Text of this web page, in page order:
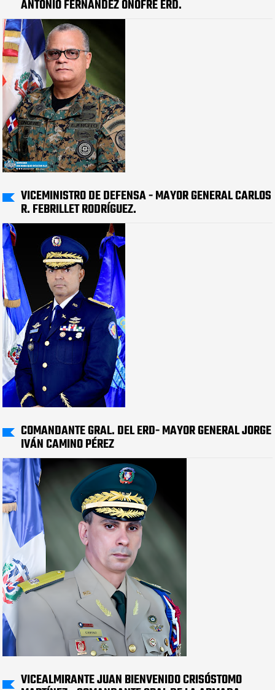
ANTONIO FERNÁNDEZ ONOFRE ERD.
VICEMINISTRO DE DEFENSA - MAYOR GENERAL CARLOS
R. FEBRILLET RODRÍGUEZ.
COMANDANTE GRAL. DEL ERD- MAYOR GENERAL JORGE
IVÁN CAMINO PÉREZ
VICEALMIRANTE JUAN BIENVENIDO CRISÓSTOMO